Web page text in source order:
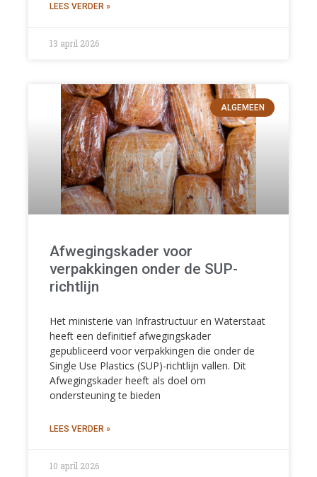
LEES VERDER »
13 april 2026
ALGEMEEN
Afwegingskader voor
verpakkingen onder de SUP-
richtlijn
Het ministerie van Infrastructuur en Waterstaat
heeft een definitief afwegingskader
gepubliceerd voor verpakkingen die onder de
Single Use Plastics (SUP)-richtlijn vallen. Dit
Afwegingskader heeft als doel om
ondersteuning te bieden
LEES VERDER »
10 april 2026